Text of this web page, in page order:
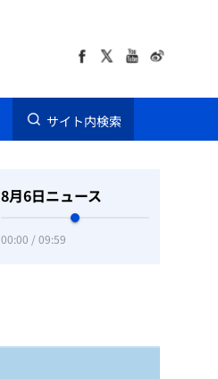
サイト内検索
8月6日ニュース
00:00 / 09:59